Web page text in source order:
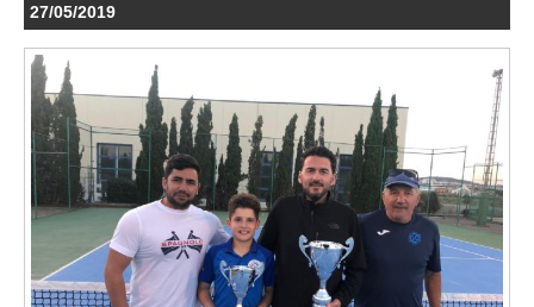
27/05/2019